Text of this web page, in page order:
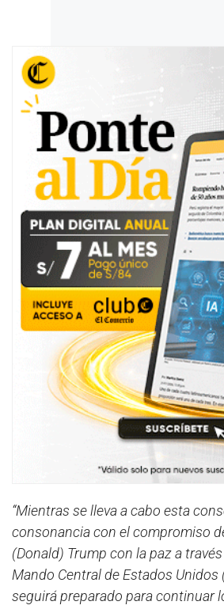
“Mientras se lleva a cabo esta
consonancia con el compromiso
(Donald) Trump con la paz a
Mando Central de Estados Unidos
seguirá preparado para continuar